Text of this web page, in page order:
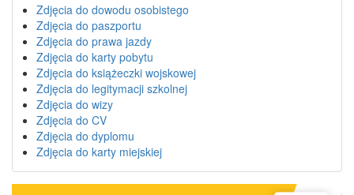
Zdjęcia do dowodu osobistego
Zdjęcia do paszportu
Zdjęcia do prawa jazdy
Zdjęcia do karty pobytu
Zdjęcia do książeczki wojskowej
Zdjęcia do legitymacji szkolnej
Zdjęcia do wizy
Zdjęcia do CV
Zdjęcia do dyplomu
Zdjęcia do karty miejskiej